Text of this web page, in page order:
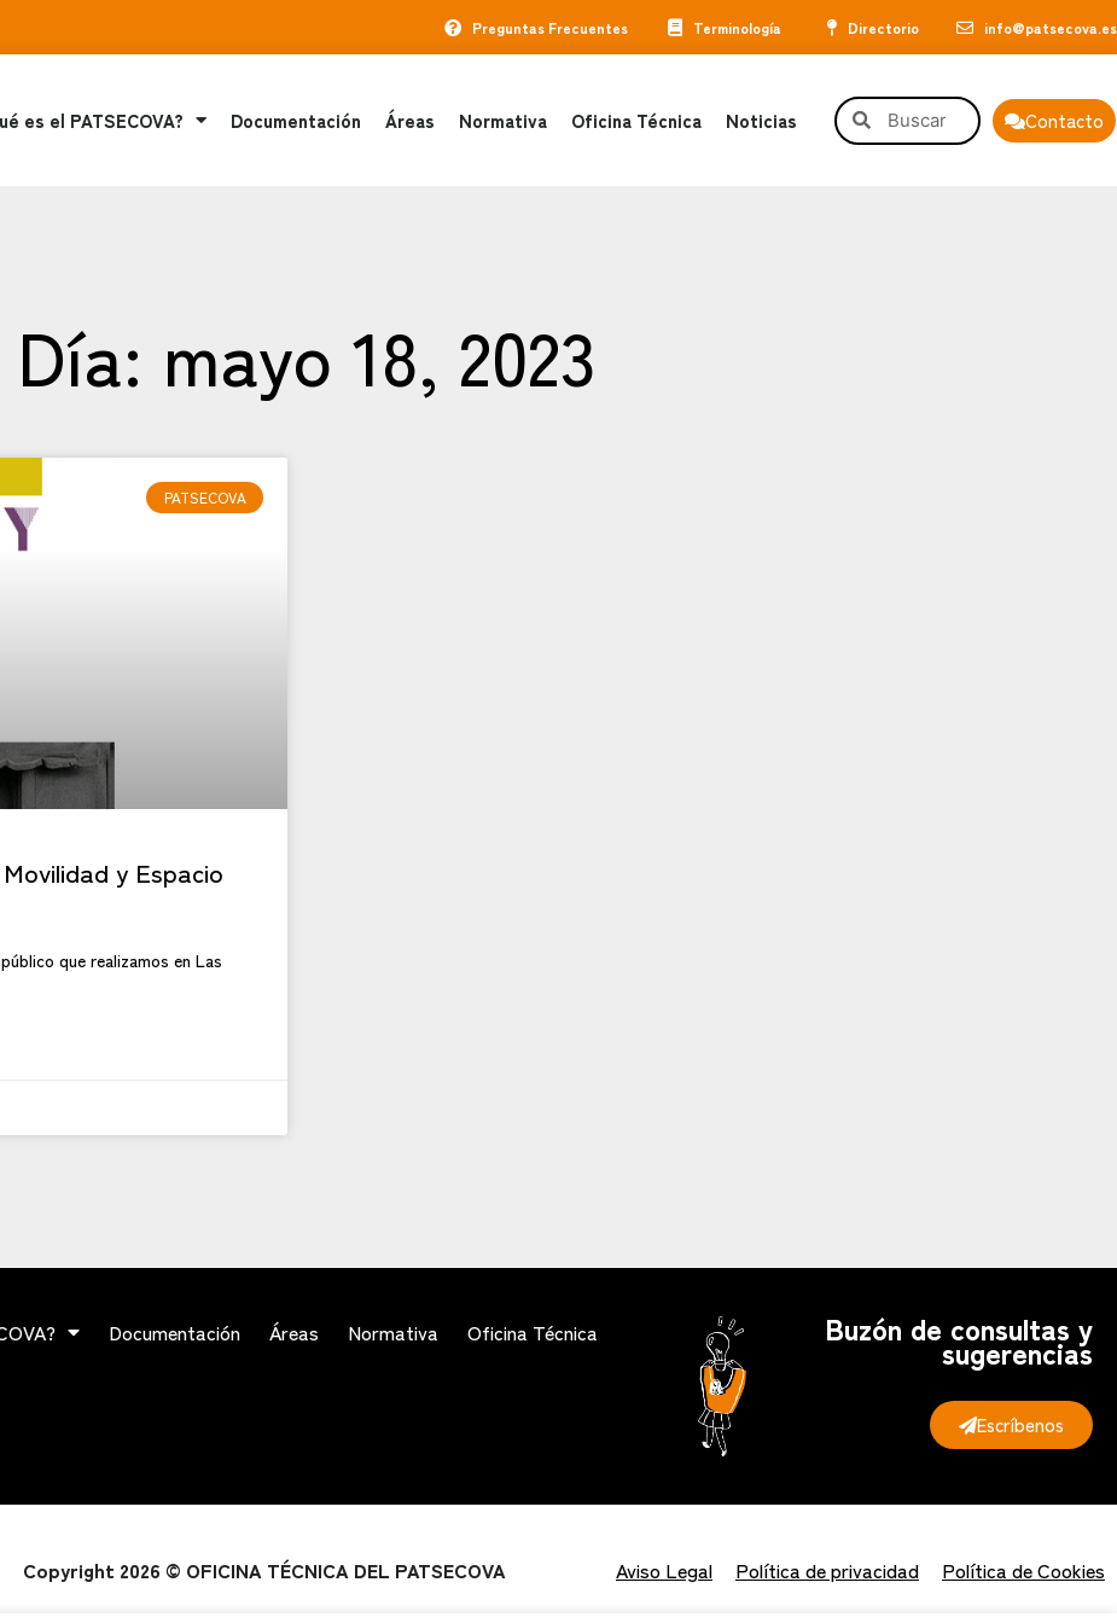
Preguntas Frecuentes Terminología Directorio info@patsecova.es
es el PATSECOVA? Documentación Áreas Normativa Oficina Técnica Noticias Contacto
Día: mayo 18, 2023
PATSECOVA
y Espacio
que realizamos en Las
Documentación Áreas Normativa
Oficina Técnica
Buzón de consultas y
sugerencias
Escríbenos
Copyright 2026 © OFICINA TÉCNICA DEL PATSECOVA Aviso Legal Política de privacidad Política de Cookies